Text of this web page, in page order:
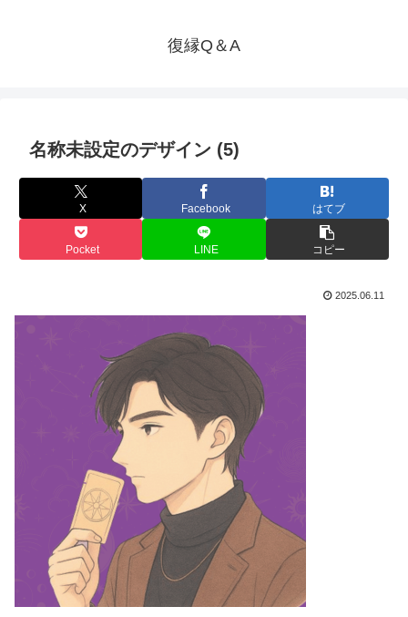
復縁Q＆A
名称未設定のデザイン (5)
X Facebook はてブ
Pocket LINE コピー
2025.06.11